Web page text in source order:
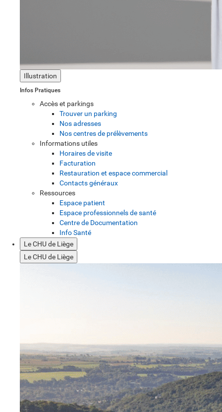
Illustration
Infos Pratiques
Accès et parkings
Trouver un parking
Nos adresses
Nos centres de prélèvements
Informations utiles
Horaires de visite
Facturation
Restauration et espace commercial
Contacts généraux
Ressources
Espace patient
Espace professionnels de santé
Centre de Documentation
Info Santé
Le CHU de Liège
Le CHU de Liège